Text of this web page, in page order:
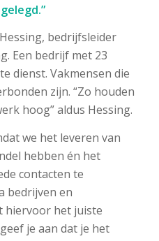
bedrijfsleider
Een bedrijf met 23
dienst. Vakmensen die
zijn. “Zo houden
hoog” aldus Hessing.
we het leveren van
hebben én het
contacten te
bedrijven en
hiervoor het juiste
je aan dat je het